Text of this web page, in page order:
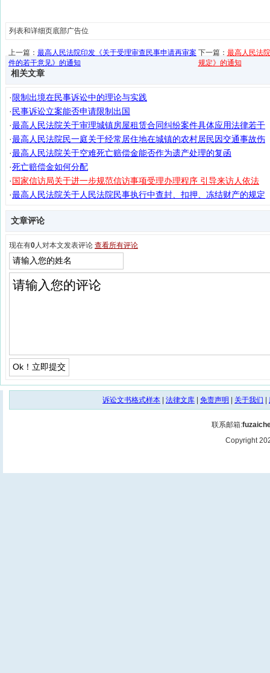
列表和详细页底部广告位
上一篇： 最高人民法院印发《关于受理审查民事申请再审案
件的若干意见》的通知
下一篇： 最高人民法
规定》的通知
相关文章
· 限制出境在民事诉讼中的理论与实践
· 民事诉讼立案能否申请限制出国
·最高人民法院关于审理城镇房屋租赁合同纠纷案件具体应用法律若干
·最高人民法院民一庭关于经常居住地在城镇的农村居民因交通事故伤
·最高人民法院关于空难死亡赔偿金能否作为遗产处理的复函
·死亡赔偿金如何分配
·国家信访局关于进一步规范信访事项受理办理程序 引导来访人依法
·最高人民法院关于人民法院民事执行中查封、扣押、冻结财产的规定
文章评论
现在有0人对本文发表评论 查看所有评论
诉讼文书格式样本 法律文库 免责声明 关于我们
联系邮箱:
Copyright